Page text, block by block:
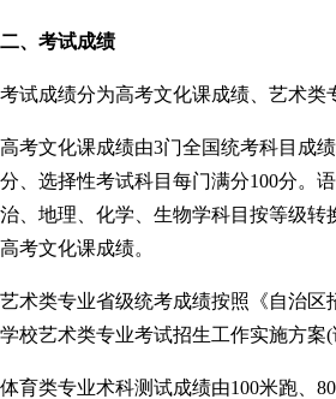
二、考试成绩
考试成绩分为高考文化课成绩、艺术
高考文化课成绩由3门全国统考科目成
分、选择性考试科目每门满分100分。
治、地理、化学、生物学科目按等级
高考文化课成绩。
艺术类专业省级统考成绩按照《自治
学校艺术类专业考试招生工作实施方案
体育类专业术科测试成绩由100米跑、